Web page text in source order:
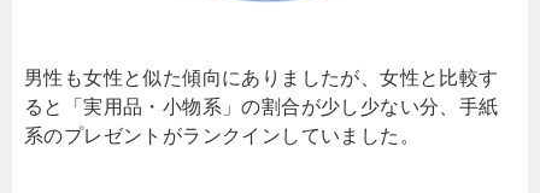
男性も女性と似た傾向にありましたが、女性と比較す
ると「実用品・小物系」の割合が少し少ない分、手紙
系のプレゼントがランクインしていました。